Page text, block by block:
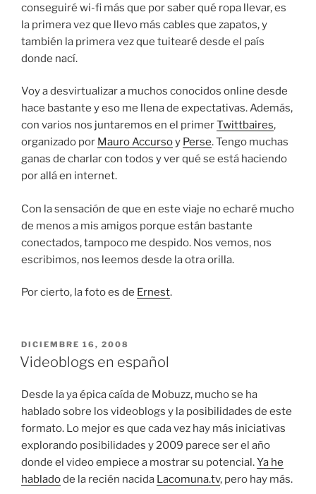
conseguiré wi-fi más que por saber qué ropa llevar, es
la primera vez que llevo más cables que zapatos, y
también la primera vez que tuitearé desde el país
donde nací.
Voy a desvirtualizar a muchos conocidos online desde
hace bastante y eso me llena de expectativas. Además,
con varios nos juntaremos en el primerTwittbaires,
organizado por Mauro Accursoy Perse. Tengo muchas
ganas de charlar con todos y ver qué se está haciendo
por allá en internet.
Con la sensación de que en este viaje no echaré mucho
de menos a mis amigos porque están bastante
conectados, tampoco me despido. Nos vemos, nos
escribimos, nos leemos desde la otra orilla.
Por cierto, la foto es de Ernest.
PUBLICADO
EL
DICIEMBRE 16, 2008
Videoblogs en español
Desde la ya épica caída de Mobuzz, mucho se ha
hablado sobre los videoblogs y la posibilidades de este
formato. Lo mejor es que cada vez hay más iniciativas
explorando posibilidades y 2009 parece ser el año
donde el video empiece a mostrar su potencial.Ya he
habladode la recién nacida Lacomuna.tv, pero hay más.